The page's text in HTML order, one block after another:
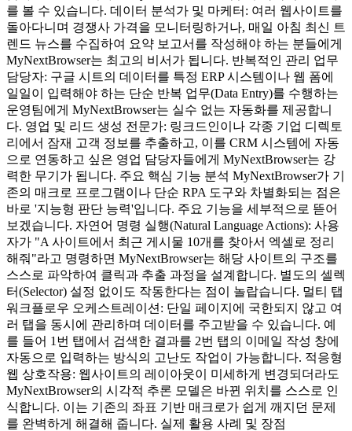
를 볼 수 있습니다. 데이터 분석가 및 마케터: 여러 웹사이트를
돌아다니며 경쟁사 가격을 모니터링하거나, 매일 아침 최신 트
렌드 뉴스를 수집하여 요약 보고서를 작성해야 하는 분들에게
MyNextBrowser는 최고의 비서가 됩니다. 반복적인 관리 업무
담당자: 구글 시트의 데이터를 특정 ERP 시스템이나 웹 폼에
일일이 입력해야 하는 단순 반복 업무(Data Entry)를 수행하는
운영팀에게 MyNextBrowser는 실수 없는 자동화를 제공합니
다. 영업 및 리드 생성 전문가: 링크드인이나 각종 기업 디렉토
리에서 잠재 고객 정보를 추출하고, 이를 CRM 시스템에 자동
으로 연동하고 싶은 영업 담당자들에게 MyNextBrowser는 강
력한 무기가 됩니다. 주요 핵심 기능 분석 MyNextBrowser가 기
존의 매크로 프로그램이나 단순 RPA 도구와 차별화되는 점은
바로 '지능형 판단 능력'입니다. 주요 기능을 세부적으로 뜯어
보겠습니다. 자연어 명령 실행(Natural Language Actions): 사용
자가 "A 사이트에서 최근 게시물 10개를 찾아서 엑셀로 정리
해줘"라고 명령하면 MyNextBrowser는 해당 사이트의 구조를
스스로 파악하여 클릭과 추출 과정을 설계합니다. 별도의 셀렉
터(Selector) 설정 없이도 작동한다는 점이 놀랍습니다. 멀티 탭
워크플로우 오케스트레이션: 단일 페이지에 국한되지 않고 여
러 탭을 동시에 관리하며 데이터를 주고받을 수 있습니다. 예
를 들어 1번 탭에서 검색한 결과를 2번 탭의 이메일 작성 창에
자동으로 입력하는 방식의 고난도 작업이 가능합니다. 적응형
웹 상호작용: 웹사이트의 레이아웃이 미세하게 변경되더라도
MyNextBrowser의 시각적 추론 모델은 바뀐 위치를 스스로 인
식합니다. 이는 기존의 좌표 기반 매크로가 쉽게 깨지던 문제
를 완벽하게 해결해 줍니다. 실제 활용 사례 및 장점